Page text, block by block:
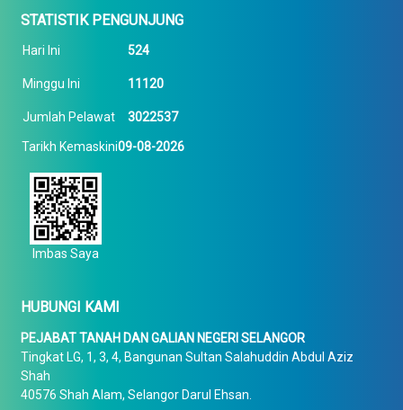
STATISTIK PENGUNJUNG
Hari Ini 524
Minggu Ini 11120
Jumlah Pelawat 3022537
Tarikh Kemaskini09-08-2026
Imbas Saya
HUBUNGI KAMI
PEJABAT TANAH DAN GALIAN NEGERI SELANGOR
Tingkat LG, 1, 3, 4, Bangunan Sultan Salahuddin Abdul Aziz
Shah
40576 Shah Alam, Selangor Darul Ehsan.